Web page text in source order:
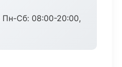
Пн-Сб: 08:00-20:00,